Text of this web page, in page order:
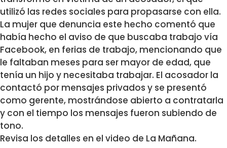
utilizó las redes sociales para propasarse con ella.
La mujer que denuncia este hecho comentó que
había hecho el aviso de que buscaba trabajo vía
Facebook, en ferias de trabajo, mencionando que
le faltaban meses para ser mayor de edad, que
tenía un hijo y necesitaba trabajar. El acosador la
contactó por mensajes privados y se presentó
como gerente, mostrándose abierto a contratarla
y con el tiempo los mensajes fueron subiendo de
tono.
Revisa los detalles en el video de La Mañana.